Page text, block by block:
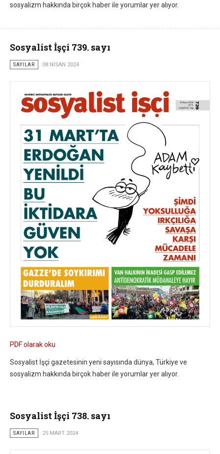
sosyalizm hakkında birçok haber ile yorumlar yer alıyor.
Sosyalist İşçi 739. sayı
SAYILAR 08 NISAN 2024
PDF olarak oku
Sosyalist İşçi gazetesinin yeni sayısında dünya, Türkiye ve
sosyalizm hakkında birçok haber ile yorumlar yer alıyor.
Sosyalist İşçi 738. sayı
SAYILAR 25 MART 2024